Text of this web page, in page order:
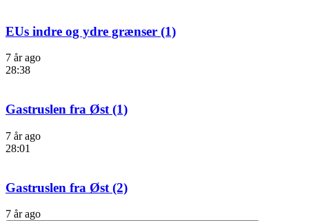
EUs indre og ydre grænser (1)
7 år ago
28:38
Gastruslen fra Øst (1)
7 år ago
28:01
Gastruslen fra Øst (2)
7 år ago